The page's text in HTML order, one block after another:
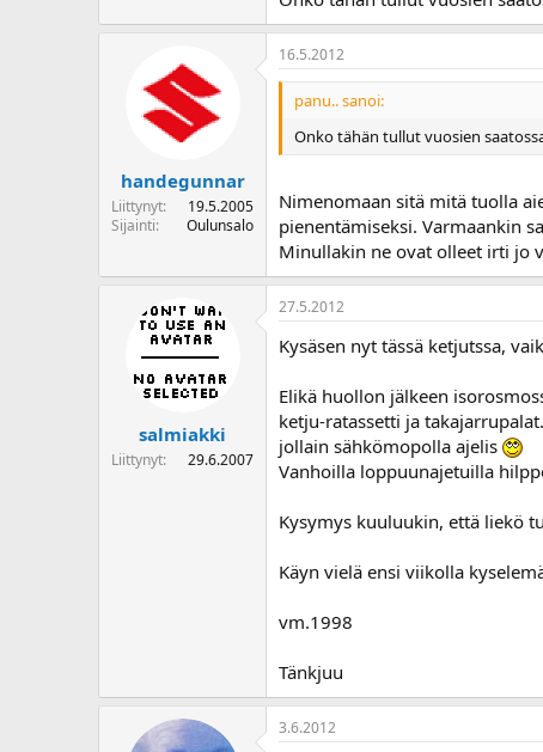
handegunnar
Liittynyt
19.5.2005
Sijainti
Oulunsalo
16.5.2012
panu.. sanoi:
Onko tähän tullut vuosien
Nimenomaan sitä mitä tuolla
pienentämiseksi. Varmaankin
Minullakin ne ovat olleet irti jo
salmiakki
Liittynyt 29.6.2007
27.5.2012
Kysäsen nyt tässä ketjutssa,
Elikä huollon jälkeen
ketju-ratassetti ja
jollain sähkömopolla ajelis
Vanhoilla loppuunajetuilla
Kysymys kuuluukin, että liekö
Käyn vielä ensi viikolla
vm.1998
Tänkjuu
3.6.2012